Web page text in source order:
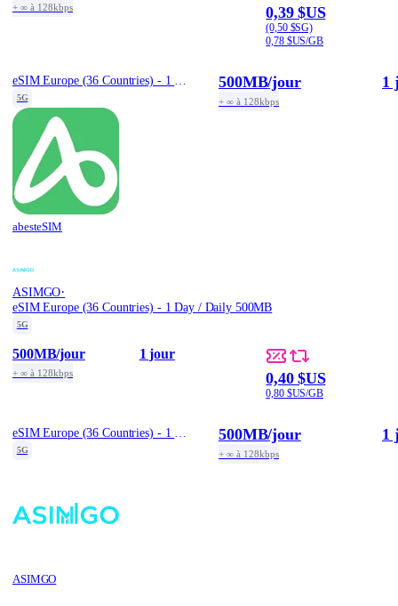
+ ∞ à 128kbps 0,39 $US
(0,50 $SG)
0,78 $US/GB
5G
abesteSIM
500MB/jour
+ ∞ à 128kbps
1
ASIMGO·
eSIM Europe (36 Countries) - 1 Day / Daily 500MB
5G
500MB/jour
+ ∞ à 128kbps
1 jour
0,40 $US
0,80 $US/GB
5G
ASIMGO
500MB/jour
+ ∞ à 128kbps
1